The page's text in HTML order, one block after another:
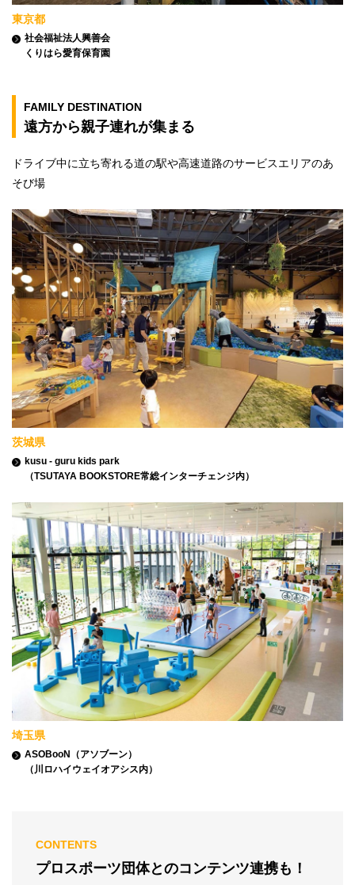
東京都
社会福祉法人興善会
くりはら愛育保育園
FAMILY DESTINATION
遠方から親子連れが集まる
ドライブ中に立ち寄れる道の駅や高速道路のサービスエリアのあ
そび場
茨城県
kusu - guru kids park
（TSUTAYA BOOKSTORE常総インターチェンジ内）
埼玉県
ASOBooN（アソブーン）
（川ロハイウェイオアシス内）
CONTENTS
プロスポーツ団体とのコンテンツ連携も！